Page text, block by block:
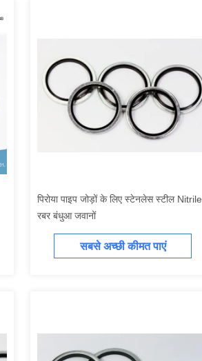
पिरोया पाइप जोड़ों के लिए स्टेनलेस स्टील Nitrile
रबर बंधुआ जवानों
सबसे अच्छी कीमत पाएं